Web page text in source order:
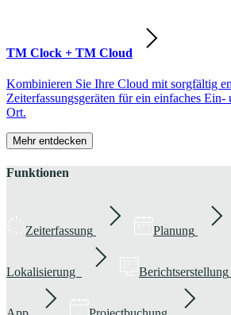
TM Clock + TM Cloud
Kombinieren Sie Ihre Cloud mit sorgfältig
Zeiterfassungsgeräten für ein einfaches
Ort.
Mehr entdecken
Funktionen
Zeiterfassung Planung
Lokalisierung Berichtserstellung